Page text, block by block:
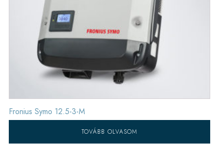
Fronius Symo 12.5-3-M
TOVÁBB OLVASOM